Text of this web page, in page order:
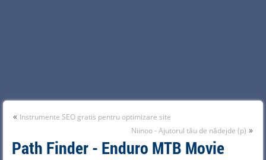
« Instrumente SEO gratis pentru optimizare site
Niinoo - Ajutorul tău de nădejde (p) »
Path Finder - Enduro MTB Movie